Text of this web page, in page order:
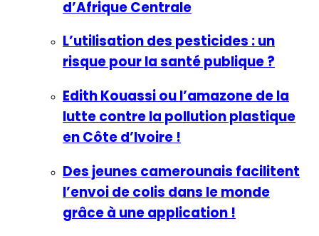
d’Afrique Centrale
L’utilisation des pesticides : un
risque pour la santé publique ?
Edith Kouassi ou l’amazone de la
lutte contre la pollution plastique
en Côte d’Ivoire !
Des jeunes camerounais facilitent
l’envoi de colis dans le monde
grâce à une application !